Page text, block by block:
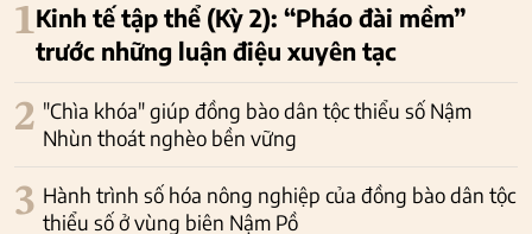
1Kinh tế tập thể (Kỳ 2): “Pháo đài mềm”
trước những luận điệu xuyên tạc
2 "Chìa khóa" giúp đồng bào dân tộc thiểu số Nậm
Nhùn thoát nghèo bền vững
3 Hành trình số hóa nông nghiệp của đồng bào dân tộc
thiểu số ở vùng biên Nậm Pồ